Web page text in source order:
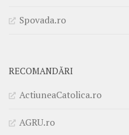
Spovada.ro
RECOMANDĂRI
ActiuneaCatolica.ro
AGRU.ro